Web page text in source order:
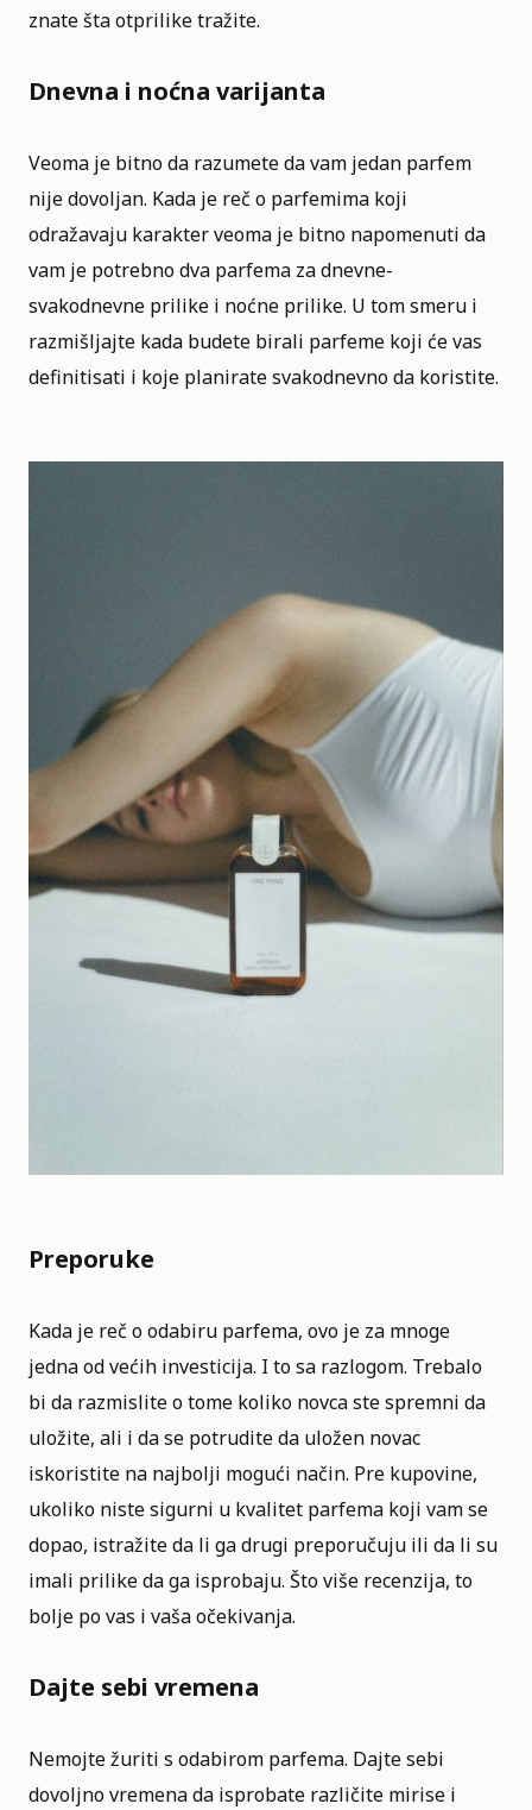
znate šta otprilike tražite.
Dnevna i noćna varijanta
Veoma je bitno da razumete da vam jedan parfem
nije dovoljan. Kada je reč o parfemima koji
odražavaju karakter veoma je bitno napomenuti da
vam je potrebno dva parfema za dnevne-
svakodnevne prilike i noćne prilike. U tom smeru i
razmišljajte kada budete birali parfeme koji će vas
definitisati i koje planirate svakodnevno da koristite.
Preporuke
Kada je reč o odabiru parfema, ovo je za mnoge
jedna od većih investicija. I to sa razlogom. Trebalo
bi da razmislite o tome koliko novca ste spremni da
uložite, ali i da se potrudite da uložen novac
iskoristite na najbolji mogući način. Pre kupovine,
ukoliko niste sigurni u kvalitet parfema koji vam se
dopao, istražite da li ga drugi preporučuju ili da li su
imali prilike da ga isprobaju. Što više recenzija, to
bolje po vas i vaša očekivanja.
Dajte sebi vremena
Nemojte žuriti s odabirom parfema. Dajte sebi
dovoljno vremena da isprobate različite mirise i